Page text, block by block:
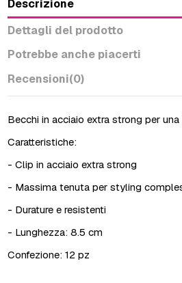
Descrizione
Dettagli del prodotto
Potrebbe anche piacerti
Recensioni(0)
Becchi in acciaio extra strong per
Caratteristiche:
- Clip in acciaio extra strong
- Massima tenuta per styling
- Durature e resistenti
- Lunghezza: 8.5 cm
Confezione: 12 pz